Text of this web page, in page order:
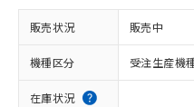
販売状況 販売中
機種区分 受注生産機
在庫状況